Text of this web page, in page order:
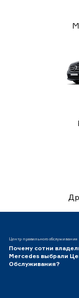
Центр правильного обслуживания
Почему сотни
Mercedes выбрали
Обслуживания?